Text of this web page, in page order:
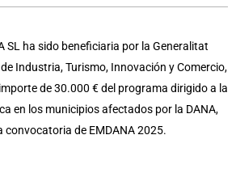
SL ha sido beneficiaria por la Generalitat
Industria, Turismo, Innovación y Comercio,
de 30.000 € del programa dirigido a la
en los municipios afectados por la DANA,
convocatoria de EMDANA 2025.